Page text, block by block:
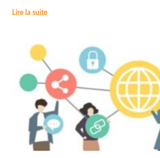
Lire la suite